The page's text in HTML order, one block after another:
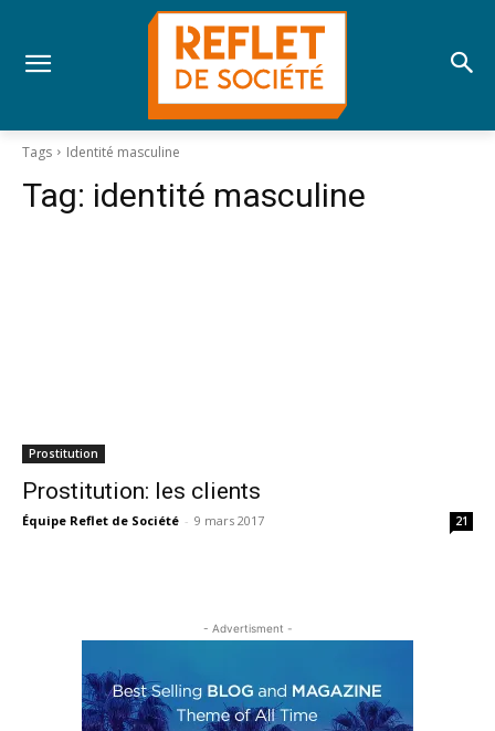
Tags Identité masculine
Tag: identité masculine
Prostitution
Prostitution: les clients
Équipe Reflet de Société - 9 mars 2017 21
- Advertisment -